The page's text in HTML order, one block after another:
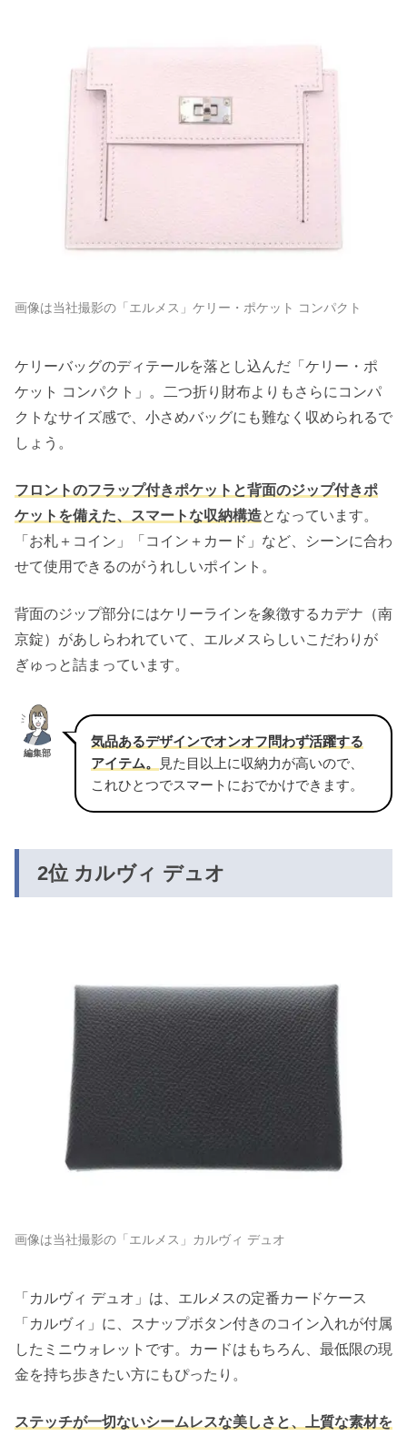
画像は当社撮影の「エルメス」ケリー・ポケット コンパクト
ケリーバッグのディテールを落とし込んだ「ケリー・ポ
ケット コンパクト」。二つ折り財布よりもさらにコンパ
クトなサイズ感で、小さめバッグにも難なく収められるで
しょう。
フロントのフラップ付きポケットと背面のジップ付きポ
ケットを備えた、スマートな収納構造となっています。
「お札＋コイン」「コイン＋カード」など、シーンに合わ
せて使用できるのがうれしいポイント。
背面のジップ部分にはケリーラインを象徴するカデナ（南
京錠）があしらわれていて、エルメスらしいこだわりが
ぎゅっと詰まっています。
編集部
気品あるデザインでオンオフ問わず活躍する
アイテム。
見た目以上に収納力が高いので、
これひとつでスマートにおでかけできます。
2位 カルヴィ デュオ
画像は当社撮影の「エルメス」カルヴィ デュオ
「カルヴィ デュオ」は、エルメスの定番カードケース
「カルヴィ」に、スナップボタン付きのコイン入れが付属
したミニウォレットです。カードはもちろん、最低限の現
金を持ち歩きたい方にもぴったり。
ステッチが一切ないシームレスな美しさと、上質な素材を